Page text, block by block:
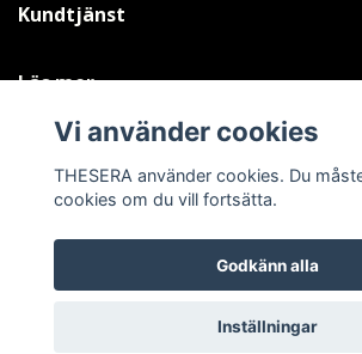
Kundtjänst
Läs mer
Sociala medier
© 2026 THESERAPowered by
Vi använder cookies
THESERA använder cookies. Du
cookies om du vill fortsätta.
Godkänn alla
Inställningar